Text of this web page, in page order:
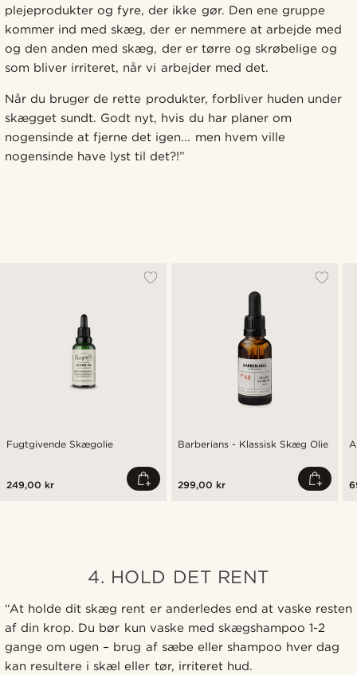
plejeprodukter og fyre, der ikke gør. Den ene gruppe
kommer ind med skæg, der er nemmere at arbejde med
og den anden med skæg, der er tørre og skrøbelige og
som bliver irriteret, når vi arbejder med det.
Når du bruger de rette produkter, forbliver huden under
skægget sundt. Godt nyt, hvis du har planer om
nogensinde at fjerne det igen... men hvem ville
nogensinde have lyst til det?!”
Fugtgivende Skægolie
249,00 kr
Barberians - Klassisk Skæg Olie
299,00 kr
4. HOLD DET RENT
“At holde dit skæg rent er anderledes end at vaske resten
af din krop. Du bør kun vaske med skægshampoo 1-2
gange om ugen – brug af sæbe eller shampoo hver dag
kan resultere i skæl eller tør, irriteret hud.